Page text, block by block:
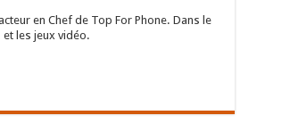
en Chef de Top For Phone. Dans le
les jeux vidéo.